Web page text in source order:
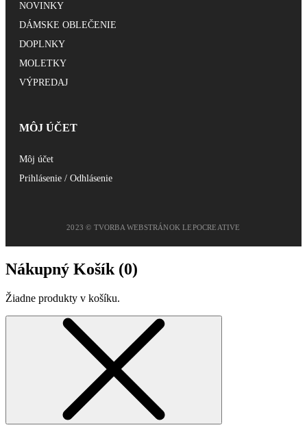
NOVINKY
DÁMSKE OBLEČENIE
DOPLNKY
MOLETKY
VÝPREDAJ
MÔJ ÚČET
Môj účet
Prihlásenie / Odhlásenie
2023 © TVORBA WEBSTRÁNOK LEPOCREATIVE
Nákupný Košík (0)
Žiadne produkty v košíku.